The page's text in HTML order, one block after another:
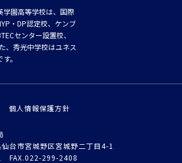
学園高等学校は、国際
・DP認定校、ケンブ
センター設置校、
、秀光中学校はユネス
。
個人情報保護方針
台市宮城野区宮城野二丁目4-1
FAX.022-299-2408